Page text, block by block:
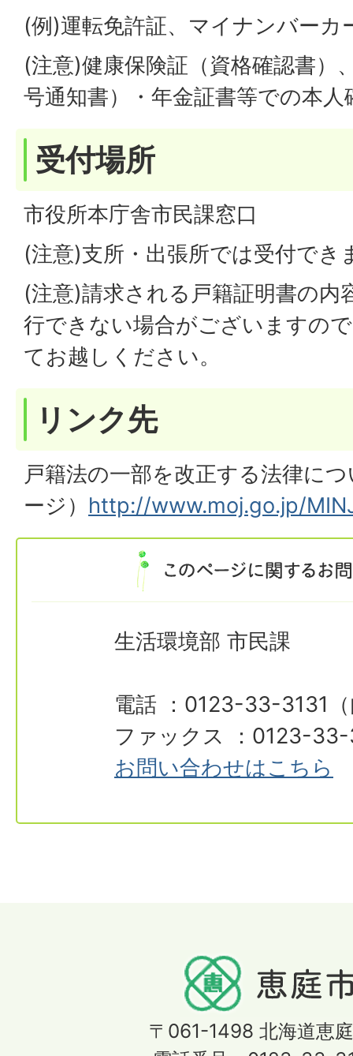
(例)運転免許証、マイナンバーカ
(注意)健康保険証（資格確認書）
号通知書）・年金証書等での本
受付場所
市役所本庁舎市民課窓口
(注意)支所・出張所では受付でき
(注意)請求される戸籍証明書の内
行できない場合がございますの
てお越しください。
リンク先
戸籍法の一部を改正する法律に
ージ） http://www.moj.go.jp/
生活環境部 市民課
電話 ：0123-33-3131（
ファックス ：0123-
お問い合わせはこちら
〒061-1498 北海道恵